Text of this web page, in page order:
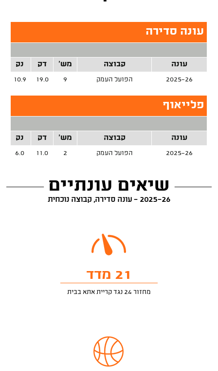
עונה סדירה
עונה קבוצה מש' דק נק
2025-26 הפועל העמק 9
19.0
10.9
פלייאוף
עונה קבוצה מש' דק נק
2025-26 הפועל העמק 2
11.0
6.0
שיאים עונתיים
2025-26 - עונה סדירה, קבוצה נוכחית
21 מדד
מחזור 24 נגד קריית אתא בבית